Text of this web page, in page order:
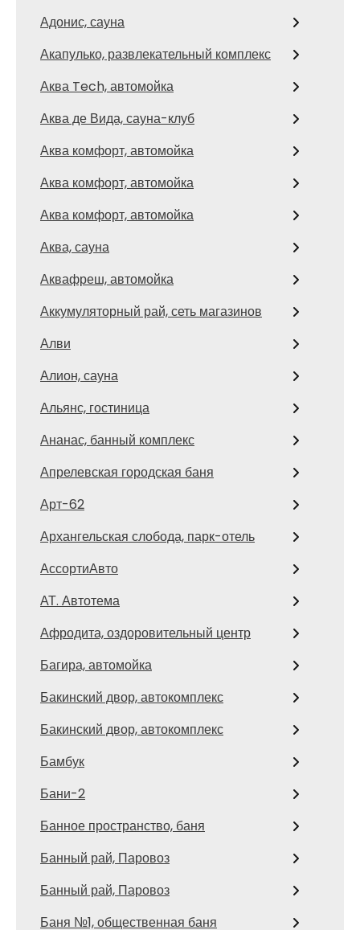
Адонис, сауна
Акапулько, развлекательный комплекс
Аква Tech, автомойка
Аква де Вида, сауна-клуб
Аква комфорт, автомойка
Аква комфорт, автомойка
Аква комфорт, автомойка
Аква, сауна
Аквафреш, автомойка
Аккумуляторный рай, сеть магазинов
Алви
Алион, сауна
Альянс, гостиница
Ананас, банный комплекс
Апрелевская городская баня
Арт-62
Архангельская слобода, парк-отель
АссортиАвто
АТ. Автотема
Афродита, оздоровительный центр
Багира, автомойка
Бакинский двор, автокомплекс
Бакинский двор, автокомплекс
Бамбук
Бани-2
Банное пространство, баня
Банный рай, Паровоз
Банный рай, Паровоз
Баня №1, общественная баня